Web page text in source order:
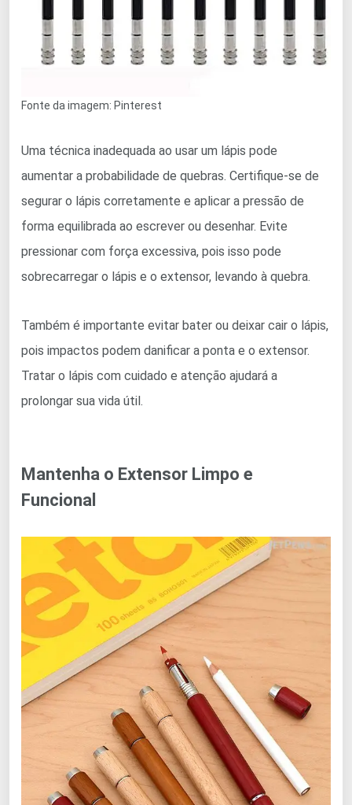
Fonte da imagem: Pinterest
Uma técnica inadequada ao usar um lápis pode
aumentar a probabilidade de quebras. Certifique-se de
segurar o lápis corretamente e aplicar a pressão de
forma equilibrada ao escrever ou desenhar. Evite
pressionar com força excessiva, pois isso pode
sobrecarregar o lápis e o extensor, levando à quebra.
Também é importante evitar bater ou deixar cair o lápis,
pois impactos podem danificar a ponta e o extensor.
Tratar o lápis com cuidado e atenção ajudará a
prolongar sua vida útil.
Mantenha o Extensor Limpo e
Funcional